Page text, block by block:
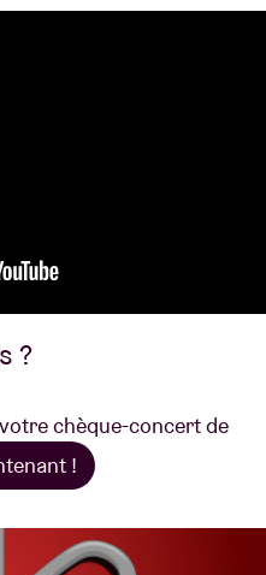
?
chèque-concert de
!